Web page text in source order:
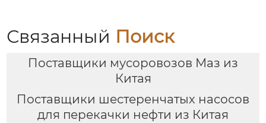
Связанный Поиск
Поставщики мусоровозов Маз из
Китая
Поставщики шестеренчатых насосов
для перекачки нефти из Китая